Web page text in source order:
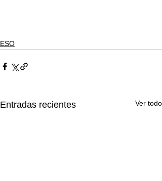
ESO
Entradas recientes Ver todo